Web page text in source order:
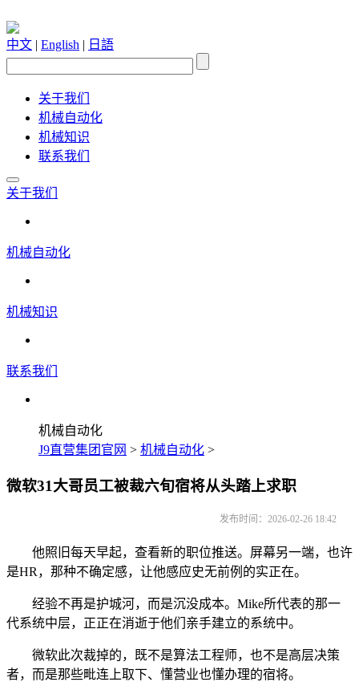
中文 | English | 日語
关于我们
机械自动化
机械知识
联系我们
关于我们
机械自动化
机械知识
联系我们
机械自动化
J9直营集团官网 > 机械自动化 >
微软31大哥员工被裁六旬宿将从头踏上求职
发布时间：2026-02-26 18:42
他照旧每天早起，查看新的职位推送。屏幕另一端，也许
是HR，那种不确定感，让他感应史无前例的实正在。
经验不再是护城河，而是沉没成本。Mike所代表的那一
代系统中层，正正在消逝于他们亲手建立的系统中。
微软此次裁掉的，既不是算法工程师，也不是高层决策
者，而是那些毗连上取下、懂营业也懂办理的宿将。